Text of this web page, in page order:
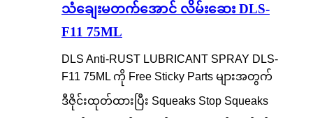
သံချေးမတက်အောင် လိမ်းဆေး DLS-
F11 75ML
DLS Anti-RUST LUBRICANT SPRAY DLS-
F11 75ML ကို Free Sticky Parts များအတွက်
ဒီဇိုင်းထုတ်ထားပြီး Squeaks Stop Squeaks